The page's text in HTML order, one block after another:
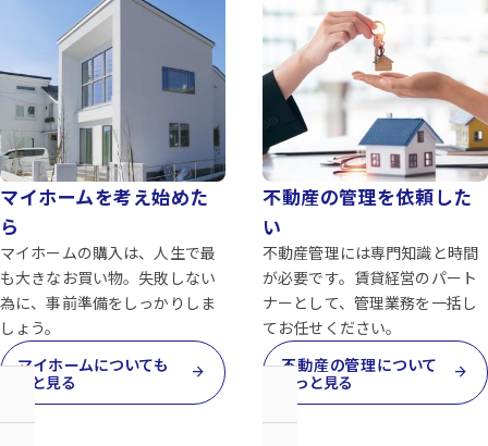
マイホームを考え始めた
ら
マイホームの購入は、人生で最
も大きなお買い物。失敗しない
為に、事前準備をしっかりしま
しょう。
マイホームについても
っと見る
arrow_forward
不動産の管理を依頼した
い
不動産管理には専門知識と時間
が必要です。賃貸経営のパート
ナーとして、管理業務を一括し
てお任せください。
不動産の管理について
もっと見る
arrow_forward